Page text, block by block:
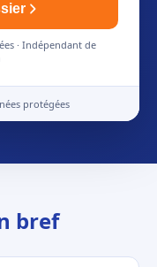
· Indépendant de
protégées
bref